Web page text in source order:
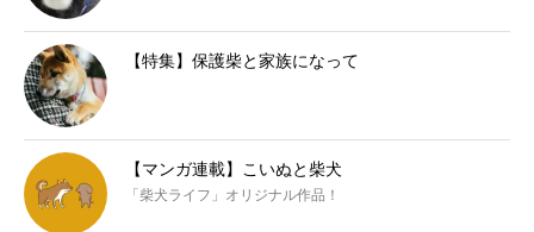
【特集】保護柴と家族になって
【マンガ連載】こいぬと柴犬
「柴犬ライフ」オリジナル作品！